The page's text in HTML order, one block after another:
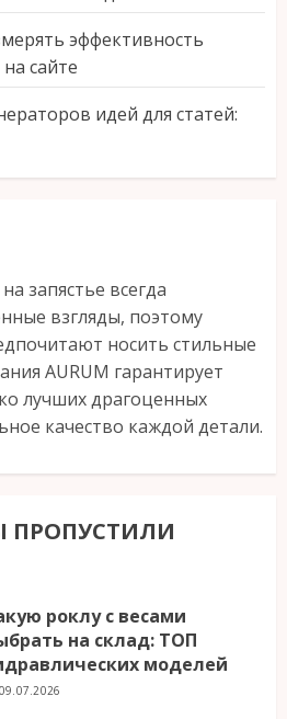
эффективность
сайте
идей для статей:
запястье всегда
взгляды, поэтому
носить стильные
AURUM гарантирует
лучших драгоценных
качество каждой детали.
ПРОПУСТИЛИ
роклу с весами
на склад: ТОП
моделей
09.07.2026